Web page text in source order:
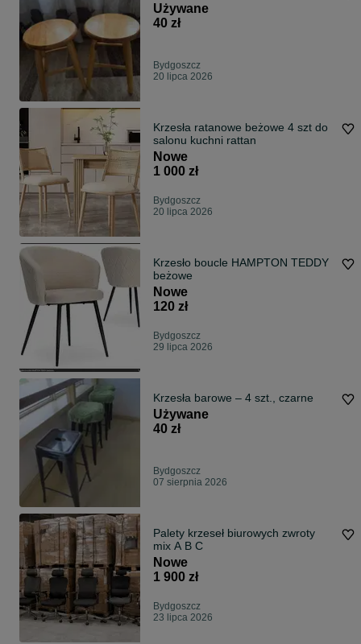
Używane
40 zł
Bydgoszcz
20 lipca 2026
Krzesła ratanowe beżowe 4 szt do
salonu kuchni rattan
Nowe
1 000 zł
Bydgoszcz
20 lipca 2026
Krzesło boucle HAMPTON TEDDY
beżowe
Nowe
120 zł
Bydgoszcz
29 lipca 2026
Krzesła barowe – 4 szt., czarne
Używane
40 zł
Bydgoszcz
07 sierpnia 2026
Palety krzeseł biurowych zwroty
mix A B C
Nowe
1 900 zł
Bydgoszcz
23 lipca 2026